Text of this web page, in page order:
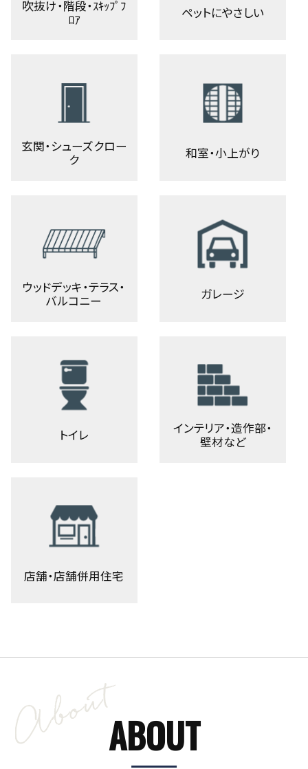
吹抜け・階段・ｽｷｯﾌﾟﾌ
ﾛｱ
ペットにやさしい
玄関・シューズクロー
ク
和室・小上がり
ウッドデッキ・テラス・
バルコニー
ガレージ
トイレ
インテリア・造作部・
壁材など
店舗・店舗併用住宅
ABOUT